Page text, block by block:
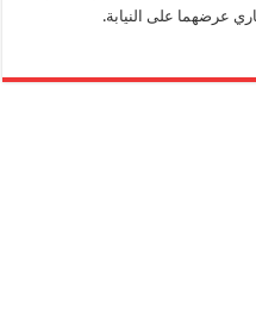
عرضهما على النيابة.